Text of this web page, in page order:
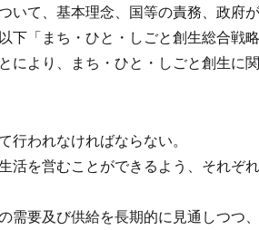
て、基本理念、国等の責務、政府
「まち・ひと・しごと創生総合戦
より、まち・ひと・しごと創生に
われなければならない。
を営むことができるよう、それぞ
要及び供給を長期的に見通しつつ